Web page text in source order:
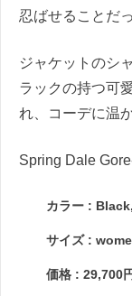
忍ばせることだ
ジャケットのシ
ラックの持つ可
れ、コーデに温
Spring Dale
カラー :
サイズ :
価格 : 29,700